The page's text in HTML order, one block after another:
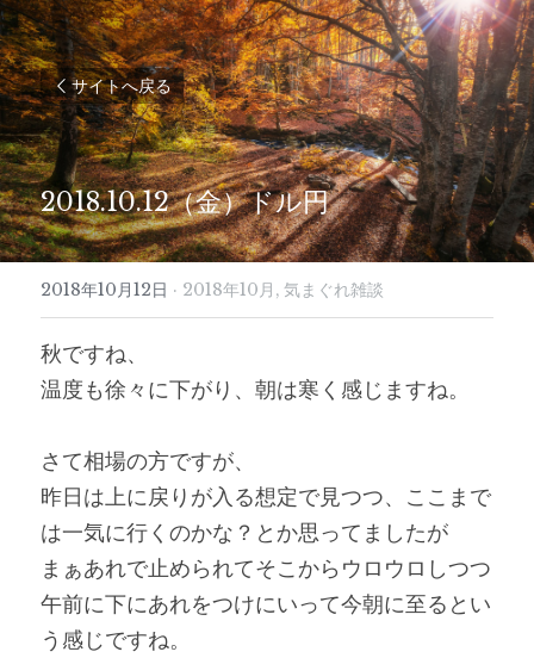
サイトへ戻る
2018.10.12（金）ドル円
2018年10月12日 · 2018年10月, 気まぐれ雑談
秋ですね、
温度も徐々に下がり、朝は寒く感じますね。
さて相場の方ですが、
昨日は上に戻りが入る想定で見つつ、ここまで
は一気に行くのかな？とか思ってましたが
まぁあれで止められてそこからウロウロしつつ
午前に下にあれをつけにいって今朝に至るとい
う感じですね。